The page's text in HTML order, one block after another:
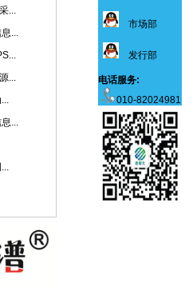
市场部
发行部
电话服务:
010-82024981
...
...
...
...